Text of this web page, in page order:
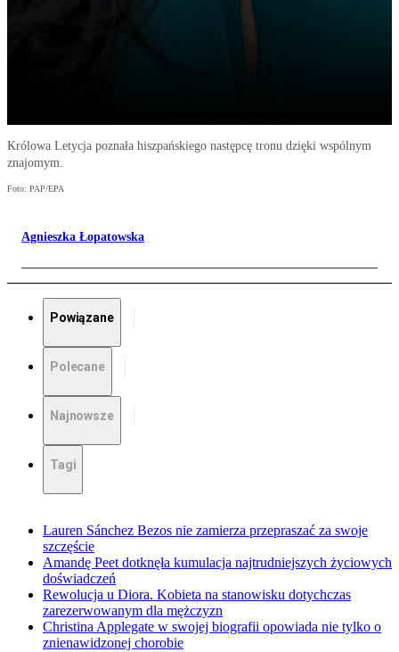
Królowa Letycja poznała hiszpańskiego następcę tronu dzięki wspólnym
znajomym.
Foto: PAP/EPA
Agnieszka Łopatowska
Powiązane
Polecane
Najnowsze
Tagi
Lauren Sánchez Bezos nie zamierza przepraszać za swoje
szczęście
Amandę Peet dotknęła kumulacja najtrudniejszych życiowych
doświadczeń
Rewolucja u Diora. Kobieta na stanowisku dotychczas
zarezerwowanym dla mężczyzn
Christina Applegate w swojej biografii opowiada nie tylko o
znienawidzonej chorobie